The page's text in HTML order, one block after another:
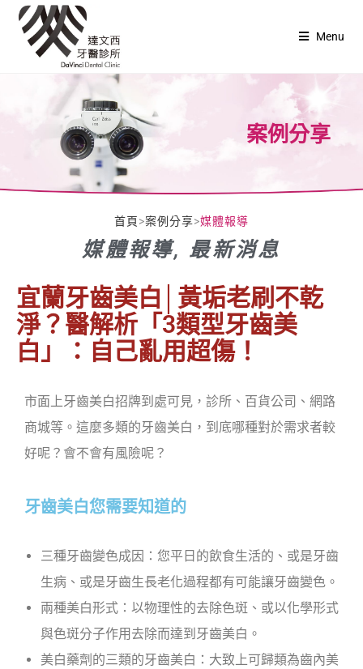
Menu
案例分享
媒體報導, 最新消息
首頁>案例分享>媒體報導
宜蘭牙齒美白│黃垢老刷不乾
淨？醫解析「3類型牙齒美
白」：自己亂用超傷！
市面上牙齒美白招牌到處可見，診所、百貨公司、網路
商城等。這麼多類的牙齒美白，到底哪種對於需求者較
好呢？會不會有風險呢？
牙齒美白您需要知道的
三種牙齒變色成因：您平日的飲食生活的、或是牙齒
生病、或是牙齒生長老化過程都有可能讓牙齒變色。
兩種美白形式：以物理性的去除色斑、或以化學形式
與色斑分子作用去除而達到牙齒美白。
美白藥劑的三類的牙齒美白：大致上可歸類為齒內美